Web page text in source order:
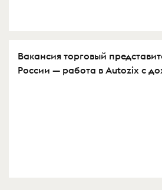
Вакансия торговый
России — работа в Autozix с